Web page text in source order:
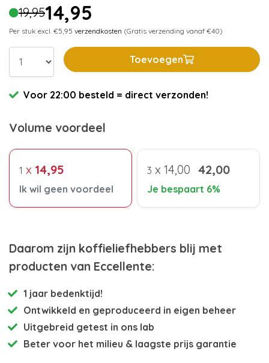
19,9514,95
Per stuk excl. €5,95 verzendkosten (Gratis verzending vanaf €40)
Toevoegen
Voor 22:00 besteld = direct verzonden!
Volume voordeel
1 x 14,95
Ik wil geen voordeel
3 x 14,00 42,00
Je bespaart 6%
Daarom zijn koffieliefhebbers blij met
producten van Eccellente:
1 jaar bedenktijd!
Ontwikkeld en geproduceerd in eigen beheer
Uitgebreid getest in ons lab
Beter voor het milieu & laagste prijs garantie